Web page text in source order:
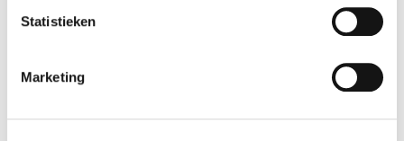
Statistieken
Marketing
Nog geen lid?
Oogcontactbijeenkomsten alleen toegankelijk
voorledenvan Vereniging OOG in OOG.